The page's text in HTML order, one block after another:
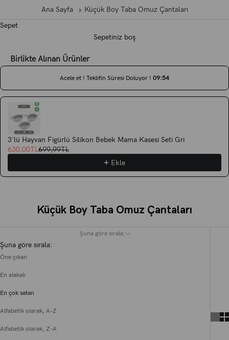
Ana Sayfa
Küçük Boy Taba Omuz Çantaları
Sepet
Sepetiniz boş
Birlikte Alınan Ürünler
Acele et ! Teklifin Süresi Doluyor ! 09:54
Use the Previous and Next buttons to navigate through product
3'lü Hayvan Figürlü Silikon Bebek Mama Kasesi Seti Gri
630,00TL699,99TL
Ekle
Küçük Boy Taba Omuz Çantaları
Şuna göre sırala:
Şuna göre sırala:
Öne çıkan
En alakalı
En çok satan
Alfabetik olarak, A-Z
Alfabetik olarak, Z-A